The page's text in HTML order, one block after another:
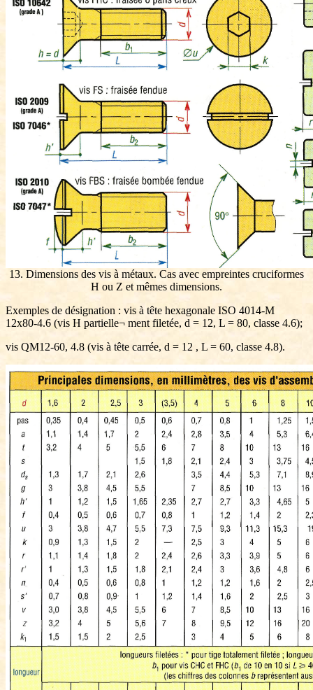
13. Dimensions des vis à métaux. Cas avec empreintes cruciformes
H ou Z et mêmes dimensions.
Exemples de désignation : vis à tête hexagonale ISO 4014-M
12x80-4.6 (vis H partielle¬ ment filetée, d = 12, L = 80, classe 4.6);
vis QM12-60, 4.8 (vis à tête carrée, d = 12 , L = 60, classe 4.8).